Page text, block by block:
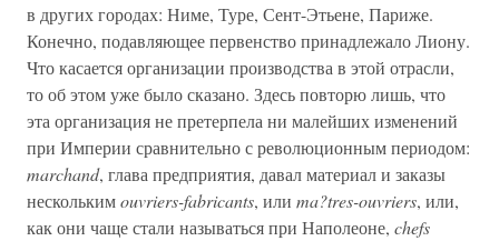
в других городах: Ниме, Туре, Сент-Этьене, Париже.
Конечно, подавляющее первенство принадлежало Лиону.
Что касается организации производства в этой отрасли,
то об этом уже было сказано. Здесь повторю лишь, что
эта организация не претерпела ни малейших изменений
при Империи сравнительно с революционным периодом:
marchand, глава предприятия, давал материал и заказы
несколькимouvriers-fabricants, или ma?tres-ouvriers, или,
как они чаще стали называться при Наполеоне, chefs